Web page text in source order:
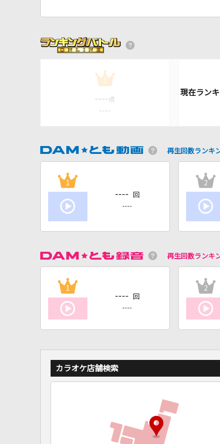
1
---- 点
----
再生回数ランキ
1
---- 回
----
2
再生回数ランキ
1
---- 回
----
2
カラオケ店舗検索